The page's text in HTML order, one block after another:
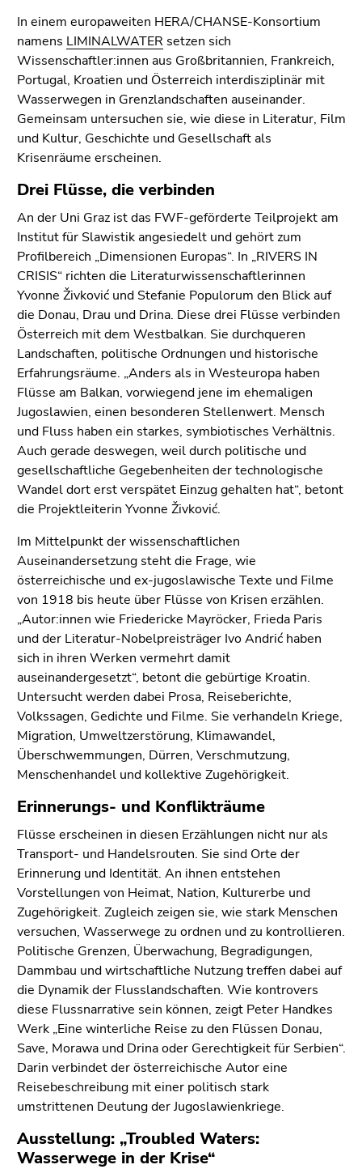
In einem europaweiten HERA/CHANSE-Konsortium
namens LIMINALWATER setzen sich
Wissenschaftler:innen aus Großbritannien, Frankreich,
Portugal, Kroatien und Österreich interdisziplinär mit
Wasserwegen in Grenzlandschaften auseinander.
Gemeinsam untersuchen sie, wie diese in Literatur, Film
und Kultur, Geschichte und Gesellschaft als
Krisenräume erscheinen.
Drei Flüsse, die verbinden
An der Uni Graz ist das FWF-geförderte Teilprojekt am
Institut für Slawistik angesiedelt und gehört zum
Profilbereich „Dimensionen Europas“. In „RIVERS IN
CRISIS“ richten die Literaturwissenschaftlerinnen
Yvonne Živković und Stefanie Populorum den Blick auf
die Donau, Drau und Drina. Diese drei Flüsse verbinden
Österreich mit dem Westbalkan. Sie durchqueren
Landschaften, politische Ordnungen und historische
Erfahrungsräume. „Anders als in Westeuropa haben
Flüsse am Balkan, vorwiegend jene im ehemaligen
Jugoslawien, einen besonderen Stellenwert. Mensch
und Fluss haben ein starkes, symbiotisches Verhältnis.
Auch gerade deswegen, weil durch politische und
gesellschaftliche Gegebenheiten der technologische
Wandel dort erst verspätet Einzug gehalten hat“, betont
die Projektleiterin Yvonne Živković.
Im Mittelpunkt der wissenschaftlichen
Auseinandersetzung steht die Frage, wie
österreichische und ex-jugoslawische Texte und Filme
von 1918 bis heute über Flüsse von Krisen erzählen.
„Autor:innen wie Friedericke Mayröcker, Frieda Paris
und der Literatur-Nobelpreisträger Ivo Andrić haben
sich in ihren Werken vermehrt damit
auseinandergesetzt“, betont die gebürtige Kroatin.
Untersucht werden dabei Prosa, Reiseberichte,
Volkssagen, Gedichte und Filme. Sie verhandeln Kriege,
Migration, Umweltzerstörung, Klimawandel,
Überschwemmungen, Dürren, Verschmutzung,
Menschenhandel und kollektive Zugehörigkeit.
Erinnerungs- und Konflikträume
Flüsse erscheinen in diesen Erzählungen nicht nur als
Transport- und Handelsrouten. Sie sind Orte der
Erinnerung und Identität. An ihnen entstehen
Vorstellungen von Heimat, Nation, Kulturerbe und
Zugehörigkeit. Zugleich zeigen sie, wie stark Menschen
versuchen, Wasserwege zu ordnen und zu kontrollieren.
Politische Grenzen, Überwachung, Begradigungen,
Dammbau und wirtschaftliche Nutzung treffen dabei auf
die Dynamik der Flusslandschaften. Wie kontrovers
diese Flussnarrative sein können, zeigt Peter Handkes
Werk „Eine winterliche Reise zu den Flüssen Donau,
Save, Morawa und Drina oder Gerechtigkeit für Serbien“.
Darin verbindet der österreichische Autor eine
Reisebeschreibung mit einer politisch stark
umstrittenen Deutung der Jugoslawienkriege.
Ausstellung: „Troubled Waters:
Wasserwege in der Krise“